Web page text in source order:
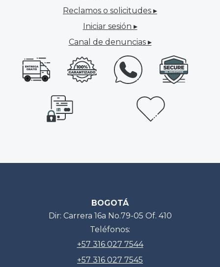
Reclamos o solicitudes ▸
Iniciar sesión ▸
Canal de denuncias ▸
BOGOTÁ
Dir: Carrera 16a No.79-05 Of. 410
Teléfonos:
+57 316 027 7544
+57 316 027 7545